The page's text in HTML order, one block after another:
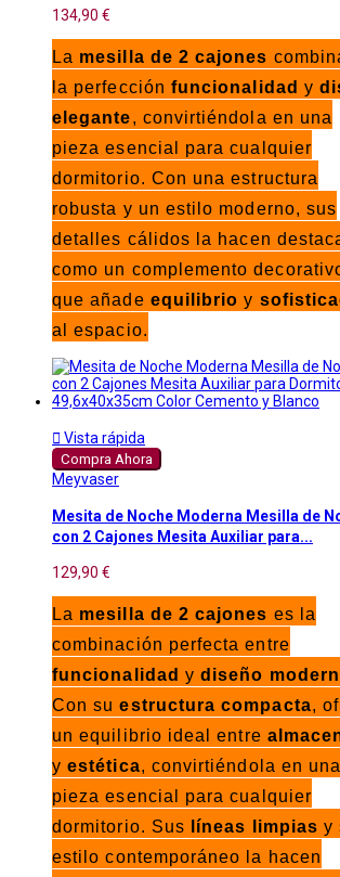
134,90 €
La mesilla de 2 cajones
la perfección funcionalidad y
elegante, convirtiéndola en una
pieza esencial para cualquier
dormitorio. Con una estructura
robusta y un estilo moderno, sus
detalles cálidos la hacen
como un complemento
que añade equilibrio y
al espacio.
 Vista rápida
Compra Ahora
Meyvaser
Mesita de Noche Moderna Mesilla de
con 2 Cajones Mesita Auxiliar para...
129,90 €
La mesilla de 2 cajones es la
combinación perfecta entre
funcionalidad ydiseño
Con suestructura compacta,
un equilibrio ideal entre
yestética, convirtiéndola en una
pieza esencial para cualquier
dormitorio. Sus
líneas limpias y
estilo contemporáneo la hacen